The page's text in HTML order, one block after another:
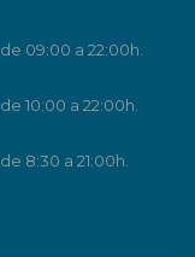
09:00 a 22:00h.
10:00 a 22:00h.
8:30 a 21:00h.